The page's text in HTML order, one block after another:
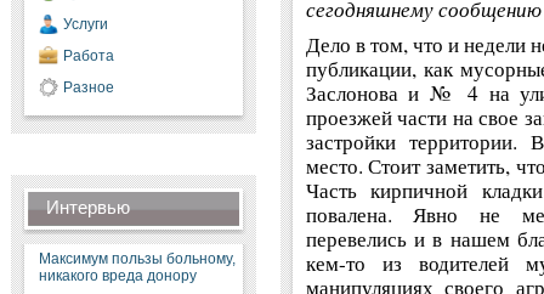
Услуги
Работа
Разное
Интервью
Максимум пользы больному,
никакого вреда донору
сегодняшнему
Дело в том, что и недели
публикации, как
Заслонова и № 4 на
проезжей части на свое
застройки территории.
место. Стоит заметить,
Часть кирпичной
повалена. Явно не
перевелись и в нашем
кем-то из водителей
манипуляциях своего